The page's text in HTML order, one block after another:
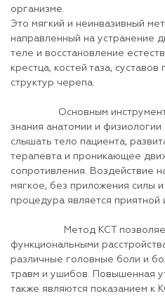
организме.
Это мягкий и неинвазивный
направленный на устранение
теле и восстановление
крестца, костей таза,
структур черепа.
Основным инструментом
знания анатомии и
слышать тело пациента,
терапевта и проникающее
сопротивления. Воздействие
мягкое, без приложения силы
процедура является
Метод КСТ позволяет
функциональными
различные головные боли и
травм и ушибов. Повышенная
также являются показанием к